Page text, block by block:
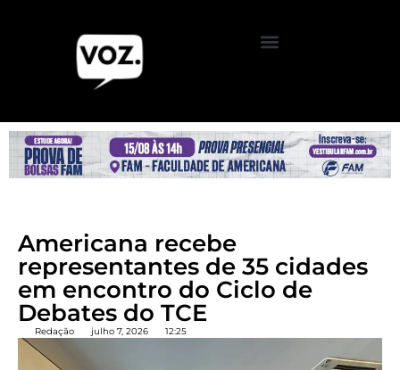
Americana recebe
representantes de 35 cidades
em encontro do Ciclo de
Debates do TCE
Redação julho 7, 2026 12:25